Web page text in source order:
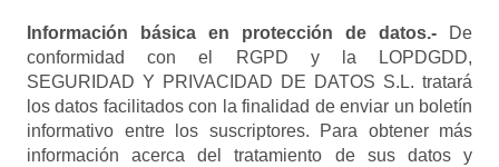
Información básica en protección de datos.- De
conformidad con el RGPD y la LOPDGDD,
SEGURIDAD Y PRIVACIDAD DE DATOS S.L. tratará
los datos facilitados con la finalidad de enviar un boletín
informativo entre los suscriptores. Para obtener más
información acerca del tratamiento de sus datos y